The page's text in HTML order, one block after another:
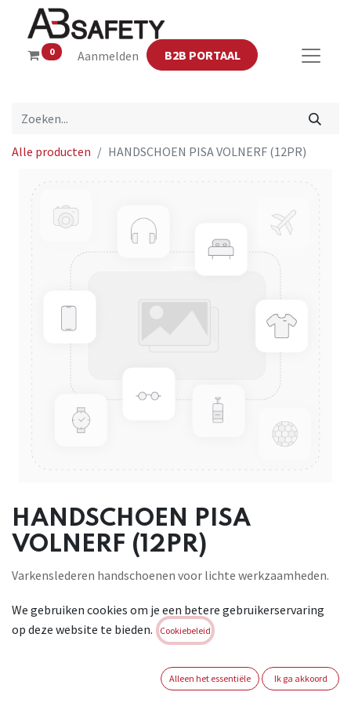
0 Aanmelden B2B PORTAAL
Alle producten HANDSCHOEN PISA VOLNERF (12PR)
HANDSCHOEN PISA
VOLNERF (12PR)
Varkenslederen handschoenen voor lichte werkzaamheden.
zijn voorzien van een elastiek aan de buitenzijde en
duurzame
Pisa Nerf: met een palm in nerfleder en een rug in
We gebruiken cookies om je een betere gebruikerservaring
op deze website te bieden.
Cookiebeleid
Alleen het essentiële Ik ga akkoord